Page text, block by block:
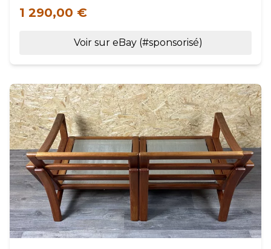
1 290,00 €
Voir sur eBay (#sponsorisé)